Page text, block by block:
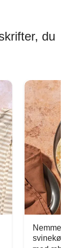
du
Nemme
svinekød